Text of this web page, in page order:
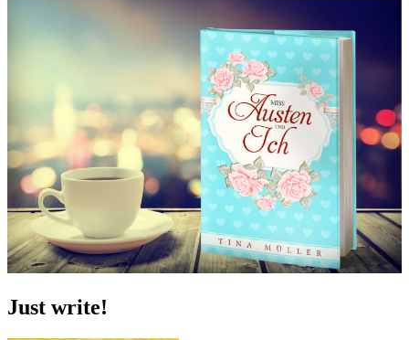
Just write!